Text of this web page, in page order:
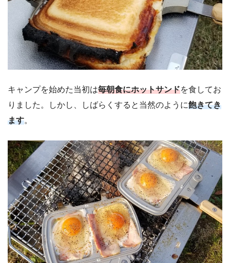
キャンプを始めた当初は毎朝食にホットサンドを食してお
りました。しかし、しばらくすると当然のように飽きてき
ます。